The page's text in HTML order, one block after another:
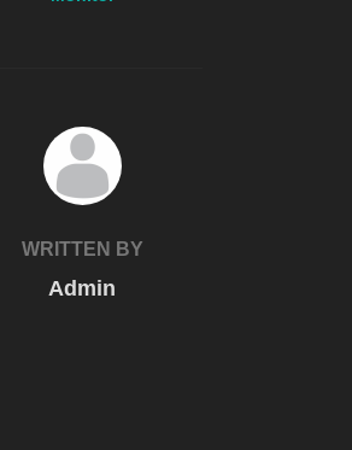
POST AUTHOR
WRITTEN BY
Admin